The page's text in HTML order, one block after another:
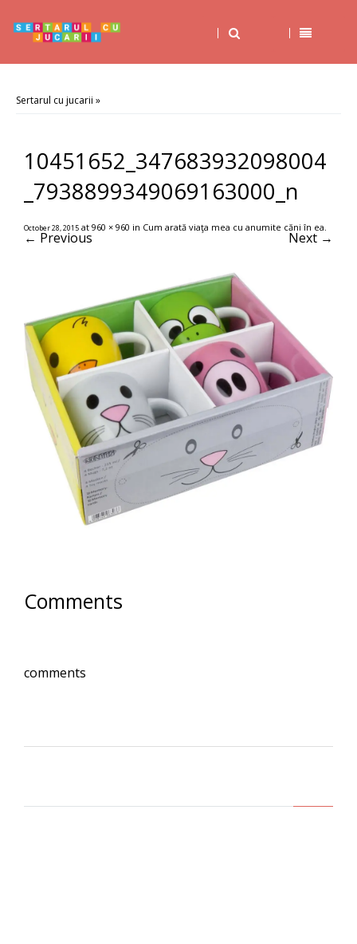
Sertarul cu jucarii »
10451652_347683932098004
_7938899349069163000_n
October 28, 2015 at 960 × 960 in Cum arată viaţa mea cu anumite căni în ea.
← Previous Next →
Comments
comments